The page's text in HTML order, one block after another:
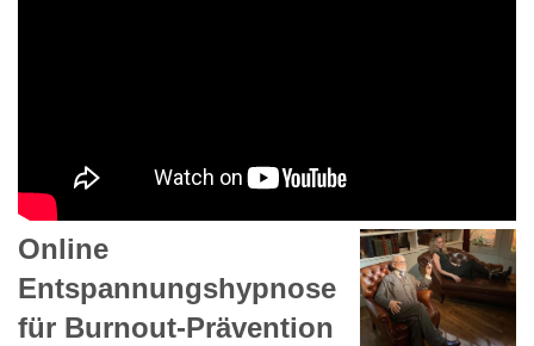
Online
Entspannungshypnose
für Burnout-Prävention